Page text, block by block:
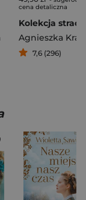
cena detaliczna
7,6 (296)